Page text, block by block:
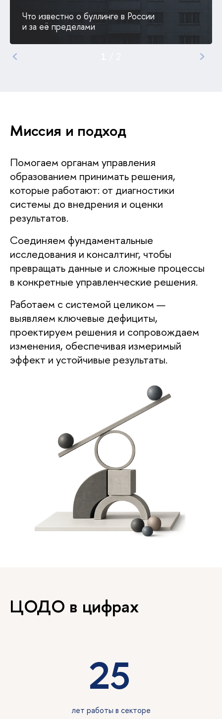
Что известно о буллинге в России
и за её пределами
Миссия и подход
Помогаем органам управления
образованием принимать решения,
которые работают: от диагностики
системы до внедрения и оценки
результатов.
Соединяем фундаментальные
исследования и консалтинг, чтобы
превращать данные и сложные процессы
в конкретные управленческие решения.
Работаем с системой целиком —
выявляем ключевые дефициты,
проектируем решения и сопровождаем
изменения, обеспечивая измеримый
эффект и устойчивые результаты.
ЦОДО в цифрах
25
лет работы в секторе